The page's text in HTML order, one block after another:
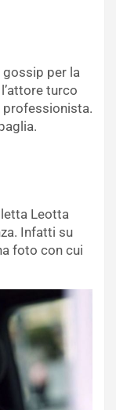
gossip per la
l’attore turco
professionista.
Leotta
Infatti su
foto con cui